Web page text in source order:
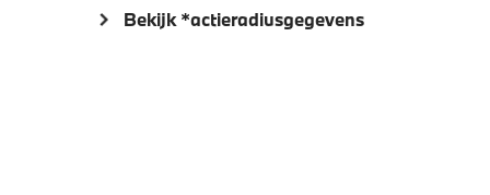
Bekijk *actieradiusgegevens